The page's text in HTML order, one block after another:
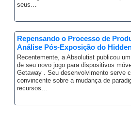
seus…
Repensando o Processo de
Análise Pós-Exposição do
Recentemente, a Absolutist publicou
de seu novo jogo para dispositivos
Getaway . Seu desenvolvimento serve
convincente sobre a mudança de
recursos…